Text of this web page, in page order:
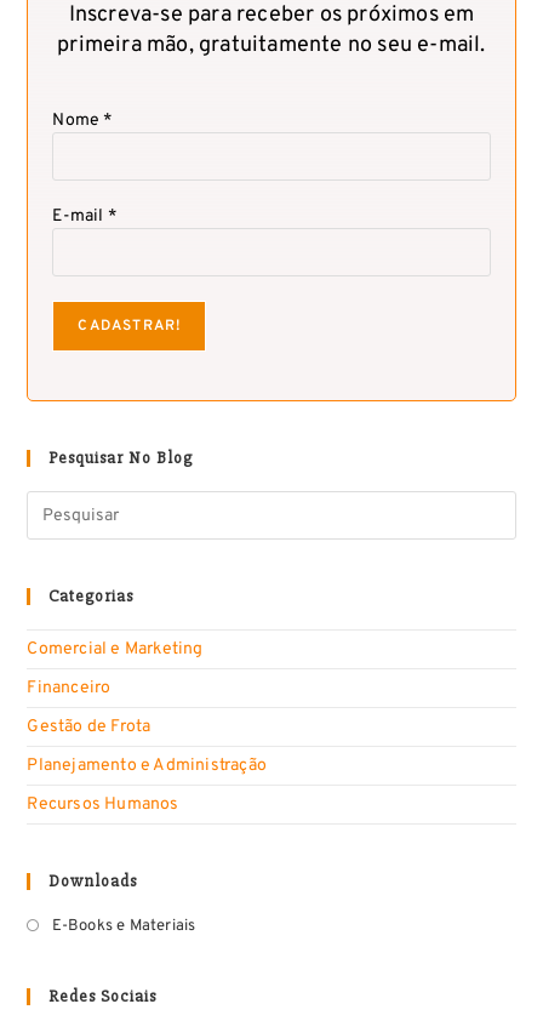
Inscreva-se para receber os próximos em
primeira mão, gratuitamente no seu e-mail.
Nome *
E-mail *
Pesquisar No Blog
Categorias
Comercial e Marketing
Financeiro
Gestão de Frota
Planejamento e Administração
Recursos Humanos
Downloads
E-Books e Materiais
Redes Sociais